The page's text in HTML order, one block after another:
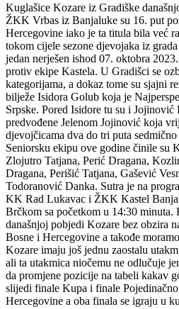
Kuglašice Kozare iz Gradiške
ŽKK Vrbas iz Banjaluke su 16. put
Hercegovine iako je ta titula bila već
tokom cijele sezone djevojaka iz
jedan nerješen ishod 07. oktobra
protiv ekipe Kastela. U Gradišci se
kategorijama, a dokaz tome su sjajni
bilježe Isidora Golub koja je
Srpske. Pored Isidore tu su i Jojinović
predvođene Jelenom Jojinović koja
djevojčicama dva do tri puta
Seniorsku ekipu ove godine činile su
Zlojutro Tatjana, Perić Dragana,
Dragana, Perišić Tatjana, Gašević
Todoranović Danka. Sutra je na
KK Rad Lukavac i ŽKK Kastel
Brčkom sa početkom u 14:30 minuta.
današnjoj pobjedi Kozare bez obzira
Bosne i Hercegovine a takođe
Kozare imaju još jednu zaostalu
ali ta utakmica niočemu ne odlučuje
da promjene pozicije na tabeli kakav
slijedi finale Kupa i finale
Hercegovine a oba finala se igraju u